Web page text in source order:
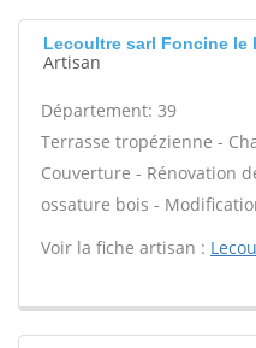
Lecoultre sarl Foncine le
Artisan
Département: 39
Terrasse tropézienne -
Couverture - Rénovation
ossature bois -
Voir la fiche artisan :